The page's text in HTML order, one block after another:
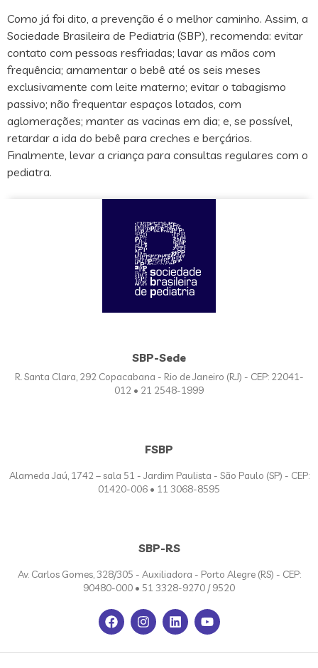
Como já foi dito, a prevenção é o melhor caminho. Assim, a
Sociedade Brasileira de Pediatria (SBP), recomenda: evitar
contato com pessoas resfriadas; lavar as mãos com
frequência; amamentar o bebê até os seis meses
exclusivamente com leite materno; evitar o tabagismo
passivo; não frequentar espaços lotados, com
aglomerações; manter as vacinas em dia; e, se possível,
retardar a ida do bebê para creches e berçários.
Finalmente, levar a criança para consultas regulares com o
pediatra.
SBP-Sede
R. Santa Clara, 292 Copacabana - Rio de Janeiro (RJ) - CEP: 22041-
012 • 21 2548-1999
FSBP
Alameda Jaú, 1742 – sala 51 - Jardim Paulista - São Paulo (SP) - CEP:
01420-006 • 11 3068-8595
SBP-RS
Av. Carlos Gomes, 328/305 - Auxiliadora - Porto Alegre (RS) - CEP:
90480-000 • 51 3328-9270 / 9520